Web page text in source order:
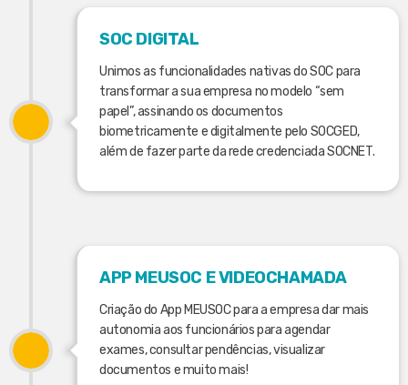
SOC DIGITAL
Unimos as funcionalidades nativas do SOC para
transformar a sua empresa no modelo “sem
papel”, assinando os documentos
biometricamente e digitalmente pelo SOCGED,
além de fazer parte da rede credenciada SOCNET.
APP MEUSOC E VIDEOCHAMADA
Criação do App MEUSOC para a empresa dar mais
autonomia aos funcionários para agendar
exames, consultar pendências, visualizar
documentos e muito mais!